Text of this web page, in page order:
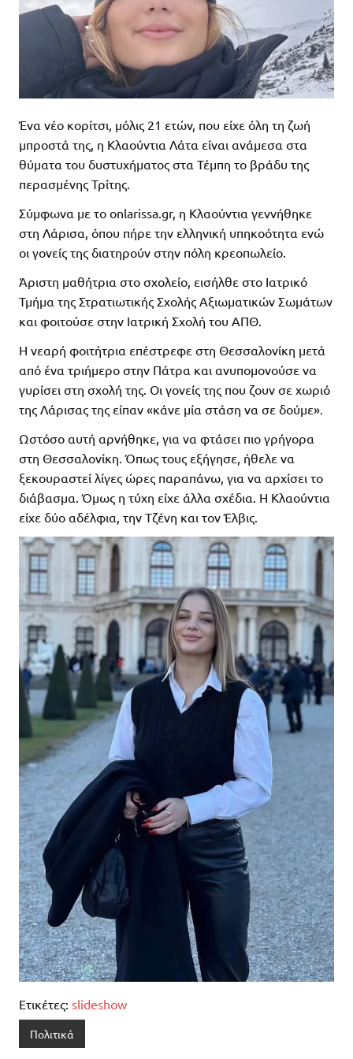
Ένα νέο κορίτσι, μόλις 21 ετών, που είχε όλη τη ζωή
μπροστά της, η Κλαούντια Λάτα είναι ανάμεσα στα
θύματα του δυστυχήματος στα Τέμπη το βράδυ της
περασμένης Τρίτης.
Σύμφωνα με το onlarissa.gr, η Κλαούντια γεννήθηκε
στη Λάρισα, όπου πήρε την ελληνική υπηκοότητα ενώ
οι γονείς της διατηρούν στην πόλη κρεοπωλείο.
Άριστη μαθήτρια στο σχολείο, εισήλθε στο Ιατρικό
Τμήμα της Στρατιωτικής Σχολής Αξιωματικών Σωμάτων
και φοιτούσε στην Ιατρική Σχολή του ΑΠΘ.
Η νεαρή φοιτήτρια επέστρεφε στη Θεσσαλονίκη μετά
από ένα τριήμερο στην Πάτρα και ανυπομονούσε να
γυρίσει στη σχολή της. Οι γονείς της που ζουν σε χωριό
της Λάρισας της είπαν «κάνε μία στάση να σε δούμε».
Ωστόσο αυτή αρνήθηκε, για να φτάσει πιο γρήγορα
στη Θεσσαλονίκη. Όπως τους εξήγησε, ήθελε να
ξεκουραστεί λίγες ώρες παραπάνω, για να αρχίσει το
διάβασμα. Όμως η τύχη είχε άλλα σχέδια. Η Κλαούντια
είχε δύο αδέλφια, την Τζένη και τον Έλβις.
Ετικέτες: slideshow
Πολιτικά